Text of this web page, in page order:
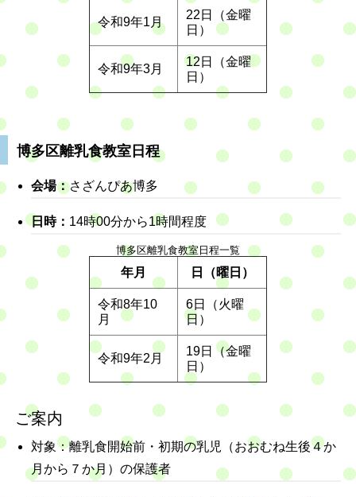
令和9年1月
22日（金曜
日）
令和9年3月
12日（金曜
日）
博多区離乳食教室日程
会場：さざんぴあ博多
日時： 14時00分から1時間程度
博多区離乳食教室日程一覧
年月 日（曜日）
令和8年10
月
6日（火曜
日）
令和9年2月
19日（金曜
日）
ご案内
対象：離乳食開始前・初期の乳児（おおむね生後４か
月から７か月）の保護者